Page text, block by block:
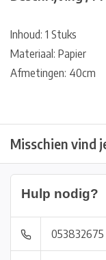
Inhoud: 1 Stuks
Materiaal: Papier
Afmetingen: 40cm
Misschien vind
Hulp nodig?
053832675